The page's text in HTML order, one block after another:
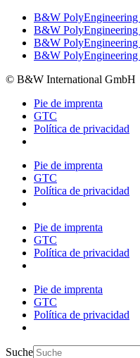
B&W
B&W
B&W PolyEngineering
B&W PolyEngineering
© B&W International GmbH
Pie de imprenta
GTC
Política de privacidad
Pie de imprenta
GTC
Política de privacidad
Pie de imprenta
GTC
Política de privacidad
Pie de imprenta
GTC
Política de privacidad
Suche